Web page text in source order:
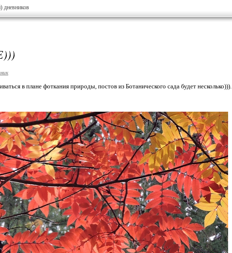
дневников
в плане фоткания природы, постов из Ботанического сада будет несколько))).